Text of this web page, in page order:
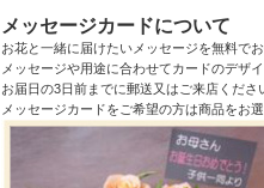
メッセージカードについて
お花と一緒に届けたいメッセージを無料でお
メッセージや用途に合わせてカードのデザ
お届日の3日前までに郵送又はご来店くださ
メッセージカードをご希望の方は商品をお